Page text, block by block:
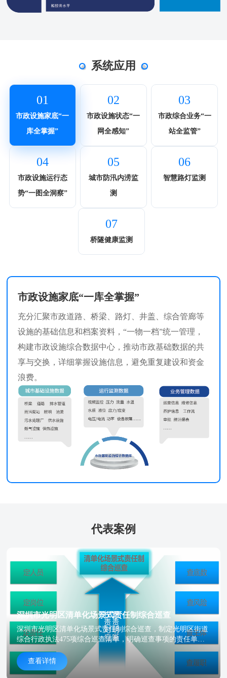
系统应用
01
市政设施家底“一
库全掌握”
02
市政设施状态“一
网全感知”
03
市政综合业务“一
站全监管”
04
市政设施运行态
势“一图全洞察”
05
城市防汛内涝监
测
06
智慧路灯监测
07
桥隧健康监测
市政设施家底“一库全掌握”
充分汇聚市政道路、桥梁、路灯、井盖、综合管廊等
设施的基础信息和档案资料，“一物一档”统一管理，
构建市政设施综合数据中心，推动市政基础数据的共
享与交换，详细掌握设施信息，避免重复建设和资金
浪费。
代表案例
深圳市光明区清单化场景式责任制综合巡查
深圳市光明区清单化场景式责任制综合巡查，制定光明区街道
综合行政执法475项综合巡查清单，明确巡查事项的责任单
位、风险等级、风险类别、整治主体、巡查频率等。
查看详情